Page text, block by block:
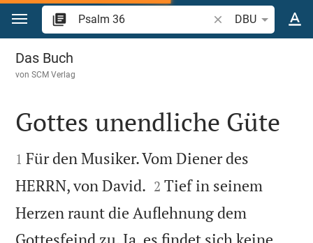
Zum Inhalt springen
Bibelstelle oder
DBU
Psalm 36
Das Buch
vonSCM Verlag

Gottes unendliche Güte

1 Für den Musiker. Vom Diener des
HERRN, von David. 

2 Tief in seinem
Herzen raunt die Auflehnung dem